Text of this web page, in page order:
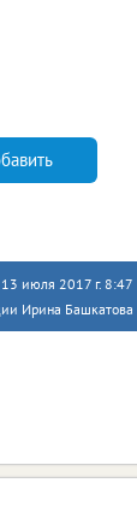
13 июля 2017 г. 8:47
Ирина Башкатова